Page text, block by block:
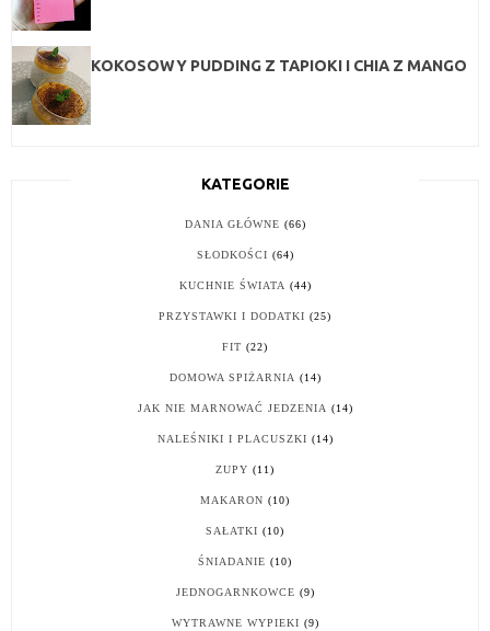
KOKOSOWY PUDDING Z TAPIOKI I CHIA Z MANGO
KATEGORIE
DANIA GŁÓWNE (66)
SŁODKOŚCI (64)
KUCHNIE ŚWIATA (44)
PRZYSTAWKI I DODATKI (25)
FIT (22)
DOMOWA SPIŻARNIA (14)
JAK NIE MARNOWAĆ JEDZENIA (14)
NALEŚNIKI I PLACUSZKI (14)
ZUPY (11)
MAKARON (10)
SAŁATKI (10)
ŚNIADANIE (10)
JEDNOGARNKOWCE (9)
WYTRAWNE WYPIEKI (9)